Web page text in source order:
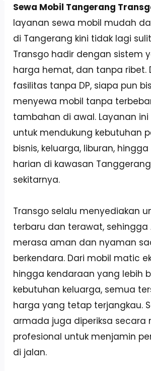
Sewa Mobil Tangerang
layanan sewa mobil mudah
di Tangerang kini tidak lagi
Transgo hadir dengan sistem
harga hemat, dan tanpa ribet.
fasilitas tanpa DP, siapa pun
menyewa mobil tanpa
tambahan di awal. Layanan
untuk mendukung kebutuhan
bisnis, keluarga, liburan,
harian di kawasan
sekitarnya.
Transgo selalu menyediakan
terbaru dan terawat, sehingga
merasa aman dan nyaman
berkendara. Dari mobil matic
hingga kendaraan yang lebih
kebutuhan keluarga, semua
harga yang tetap terjangkau.
armada juga diperiksa secara
profesional untuk menjamin
di jalan.